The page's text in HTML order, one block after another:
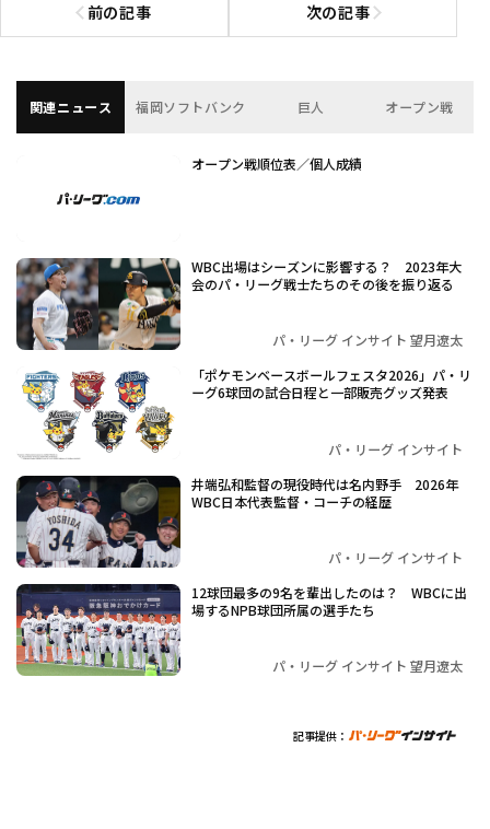
前の記事
前の記事へ 次の記事次の記事へ
関連ニュース 福岡ソフトバンク 巨人 オープン戦
オープン戦順位表／個人成績
WBC出場はシーズンに影響する？ 2023年大
会のパ・リーグ戦士たちのその後を振り返る
パ・リーグ インサイト 望月遼太
「ポケモンベースボールフェスタ2026」パ・リ
ーグ6球団の試合日程と一部販売グッズ発表
パ・リーグ インサイト
井端弘和監督の現役時代は名内野手 2026年
WBC日本代表監督・コーチの経歴
パ・リーグ インサイト
12球団最多の9名を輩出したのは？ WBCに出
場するNPB球団所属の選手たち
パ・リーグ インサイト 望月遼太
記事提供：